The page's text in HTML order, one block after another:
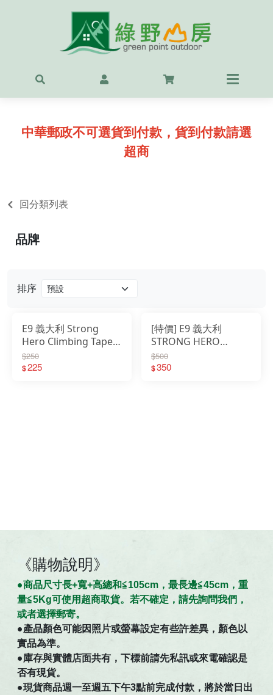
中華郵政不可選貨到付款，貨到付款請選
超商
回分類列表
排序
E9 義大利 Strong
Hero Climbing Tape
塗鴉攀岩貼布 寬4cm/
長4m S21-ACC029
$250
$225
[特價] E9 義大利
STRONG HERO
WARM UP BAND 超級
英雄伸展彈力帶 S21-
$500
$350
品牌
《購物說明》
●商品尺寸長+寬+高總和≦105cm，最長邊≦45cm，重
量≦5Kg可使用超商取貨。若不確定，請先詢問我們，
或者選擇郵寄。
●產品顏色可能因照片或螢幕設定有些許差異，顏色以
實品為準。
●庫存與實體店面共有，下標前請先私訊或來電確認是
否有現貨。
●現貨商品週一至週五下午3點前完成付款，將於當日出